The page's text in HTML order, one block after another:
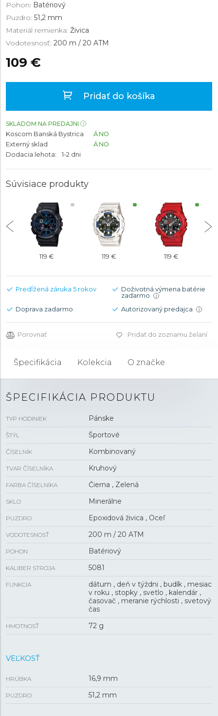
Pohon: Batériový
Puzdro: 51,2 mm
Materiál remienka: Živica
Vodotesnosť: 200 m / 20 ATM
109 €
Pridať do košíka
SKLADOM NA PREDAJNI
Koscom Banská Bystrica
ÁNO
Externý sklad
ÁNO
Dodacia lehota:
1-2 dni
Súvisiace produkty
119 € 119 € 119 €
Predĺžená záruka 5 rokov
Doživotná výmena batérie
zadarmo
i
Doprava zadarmo Autorizovaný predajca i
Porovnať Pridať do zoznamu želaní
Špecifikácia Kolekcia O značke
ŠPECIFIKÁCIA PRODUKTU
TYP HODINIEK Pánske
ŠTÝL Športové
ČÍSELNÍK Kombinovaný
TVAR ČÍSELNÍKA Kruhový
FARBA ČÍSELNÍKA Čierna , Zelená
SKLO Minerálne
PUZDRO Epoxidová živica , Oceľ
VODOTESNOSŤ 200 m / 20 ATM
POHON Batériový
KALIBER STROJA 5081
FUNKCIA
dátum , deň v týždni , budík , mesiac
v roku , stopky , svetlo , kalendár ,
časovač , meranie rýchlosti , svetový
čas
HMOTNOSŤ 72 g
VEĽKOSŤ
HRÚBKA 16,9 mm
PUZDRO 51,2 mm